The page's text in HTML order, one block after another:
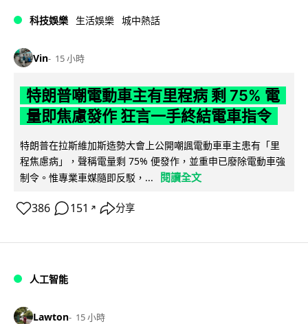
科技娛樂 生活娛樂 城中熱話
Vin 15 小時
特朗普嘲電動車主有里程病 剩 75% 電
量即焦慮發作 狂言一手終結電車指令
特朗普在拉斯維加斯造勢大會上公開嘲諷電動車車主患有「里
程焦慮病」，聲稱電量剩 75% 便發作，並重申已廢除電動車強
制令。惟專業車媒隨即反駁，...
閱讀全文
386 151 ↗ 分享
人工智能
Lawton 15 小時